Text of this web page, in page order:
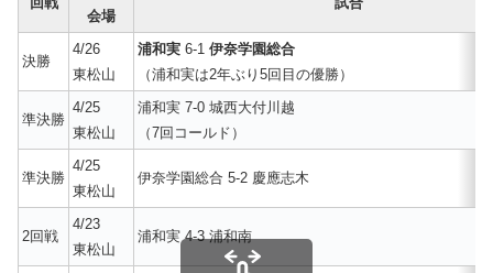
会場
決勝
4/26
東松山
浦和実 6-1 伊奈学園総合
（浦和実は2年ぶり5回目の優勝）
準決勝
4/25
東松山
浦和実 7-0 城西大付川越
（7回コールド）
準決勝
4/25
東松山
伊奈学園総合 5-2 慶應志木
2回戦
4/23
東松山
浦和実 4-3 浦和南